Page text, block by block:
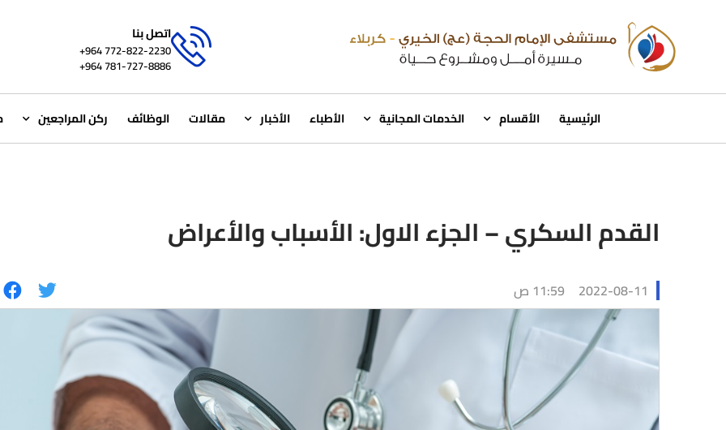
اتصل بنا
772-822-2230‏ 964+
781-727-8886 964+
الرئيسية الأقسام الخدمات المجانية الأطباء الأخبار مقالات الوظائف ركن المراجعين
القدم السكري – الجزء الاول: الأسباب والأعراض
2022-08-11 11:59 ص